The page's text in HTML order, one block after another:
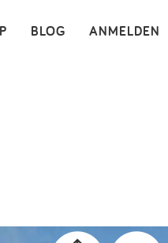
ANMELDEN
BLOG ×